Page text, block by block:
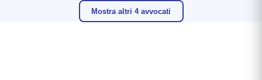
Mostra altri 4 avvocati